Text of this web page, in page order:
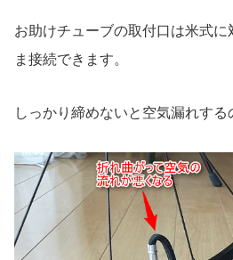
お助けチューブの取付口は米式
ま接続できます。
しっかり締めないと空気漏れする